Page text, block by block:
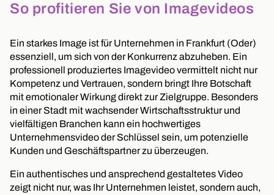
So profitieren Sie von Imagevideos
Ein starkes Image ist für Unternehmen in Frankfurt (Oder)
essenziell, um sich von der Konkurrenz abzuheben. Ein
professionell produziertes Imagevideo vermittelt nicht nur
Kompetenz und Vertrauen, sondern bringt Ihre Botschaft
mit emotionaler Wirkung direkt zur Zielgruppe. Besonders
in einer Stadt mit wachsender Wirtschaftsstruktur und
vielfältigen Branchen kann ein hochwertiges
Unternehmensvideo der Schlüssel sein, um potenzielle
Kunden und Geschäftspartner zu überzeugen.
Ein authentisches und ansprechend gestaltetes Video
zeigt nicht nur, was Ihr Unternehmen leistet, sondern auch,